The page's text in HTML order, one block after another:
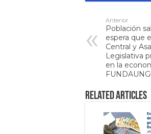
Anterior
Población
espera que
Central y
Legislativa
en la
Related Articles